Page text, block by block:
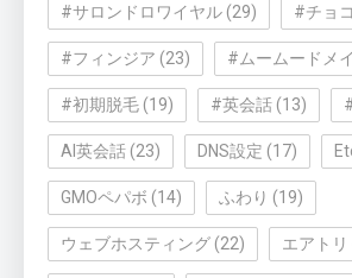
#サロンドロワイヤル (29) #チョ
#フィンジア (23) #ムームードメ
#初期脱毛 (19) #英会話 (13)
AI英会話 (23) DNS設定 (17)
GMOペパボ (14) ふわり (19)
ウェブホスティング (22) エアトリ